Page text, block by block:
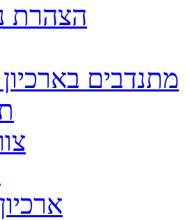
הצהרת
מתנדבים בארכיון